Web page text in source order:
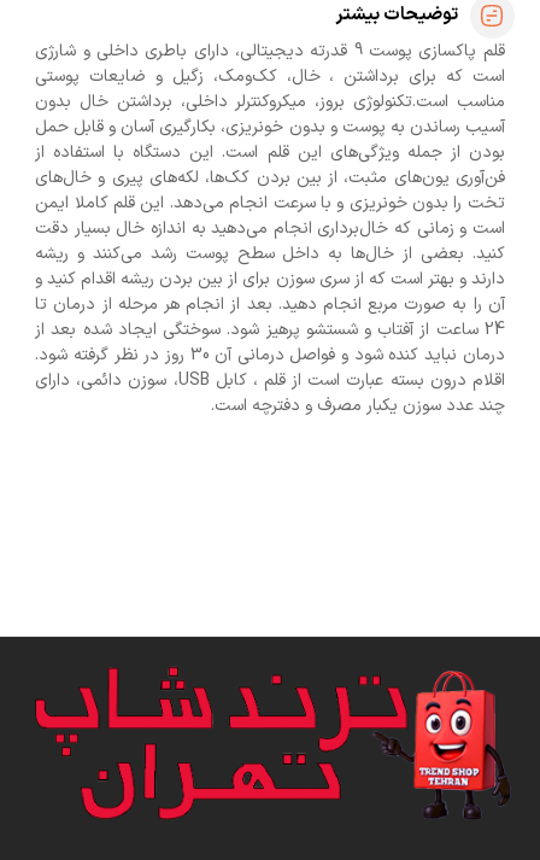
توضیحات بیشتر
قلم پاکسازی پوست 9 قدرته دیجیتالی، دارای باطری داخلی و شارژی
است که برای برداشتن ، خال، کک‌ومک، زگیل و ضایعات پوستی
مناسب است.تکنولوژی بروز، میکروکنترلر داخلی، برداشتن خال بدون
آسیب رساندن به پوست و بدون خونریزی، بکارگیری آسان و قابل حمل
بودن از جمله ویژگی‌های این قلم است. این دستگاه با استفاده از
فن‌آوری یون‌های مثبت، از بین بردن کک‌ها، لکه‌های پیری و خال‌های
تخت را بدون خونریزی و با سرعت انجام می‌دهد. این قلم کاملا ایمن
است و زمانی که خال‌برداری انجام می‌دهید به اندازه خال بسیار دقت
کنید. بعضی از خال‌ها به داخل سطح پوست رشد می‌کنند و ریشه
دارند و بهتر است که از سری سوزن برای از بین بردن ریشه اقدام کنید و
آن را به صورت مربع انجام دهید. بعد از انجام هر مرحله از درمان تا
24 ساعت از آفتاب و شستشو پرهیز شود. سوختگی ایجاد شده بعد از
درمان نباید کنده شود و فواصل درمانی آن 30 روز در نظر گرفته شود.
اقلام درون بسته عبارت است از قلم ، کابل USB، سوزن دائمی، دارای
چند عدد سوزن یکبار مصرف و دفترچه است.